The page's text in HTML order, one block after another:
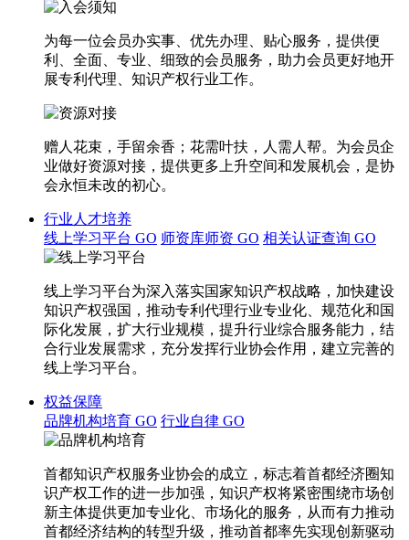
为每一位会员办实事、优先办理、贴心服务，提供便
利、全面、专业、细致的会员服务，助力会员更好地开
展专利代理、知识产权行业工作。
赠人花束，手留余香；花需叶扶，人需人帮。为会员企
业做好资源对接，提供更多上升空间和发展机会，是协
会永恒未改的初心。
行业人才培养
线上学习平台 GO 师资库师资 GO 相关认证查询 GO
线上学习平台为深入落实国家知识产权战略，加快建设
知识产权强国，推动专利代理行业专业化、规范化和国
际化发展，扩大行业规模，提升行业综合服务能力，结
合行业发展需求，充分发挥行业协会作用，建立完善的
线上学习平台。
权益保障
品牌机构培育 GO 行业自律 GO
首都知识产权服务业协会的成立，标志着首都经济圈知
识产权工作的进一步加强，知识产权将紧密围绕市场创
新主体提供更加专业化、市场化的服务，从而有力推动
首都经济结构的转型升级，推动首都率先实现创新驱动